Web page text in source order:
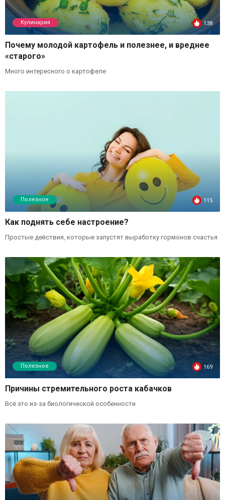
Кулинария 138
Почему молодой картофель и полезнее, и вреднее
«старого»
Много интересного о картофеле
Полезное 115
Как поднять себе настроение?
Простые действия, которые запустят выработку гормонов счастья
Полезное 169
Причины стремительного роста кабачков
Всё это из-за биологической особенности